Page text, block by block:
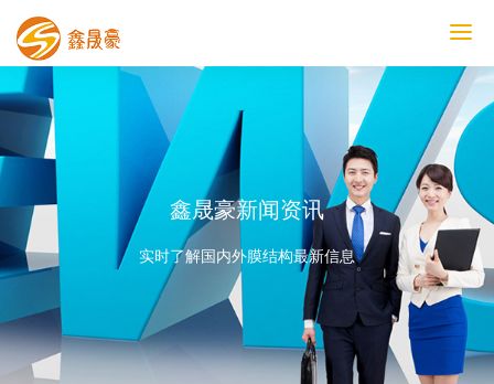
鑫晟豪首页
产品中心
工程案例
膜结构车棚
污水池反吊膜加盖
鑫晟豪资讯
关于鑫晟豪
联系鑫晟豪
鑫晟豪新闻资讯
实时了解国内外膜结构最新信息